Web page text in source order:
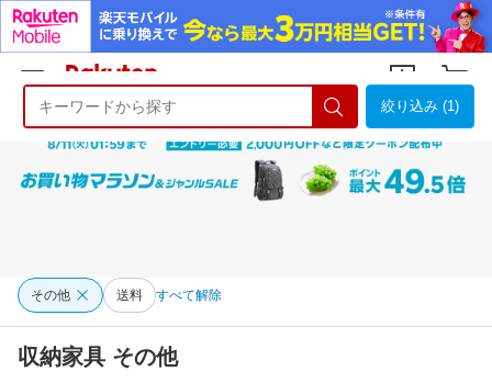
ようこそ 楽天市場へ ログイン
絞り込み (1)
その他 送料 すべて解除
収納家具 その他